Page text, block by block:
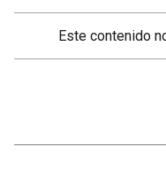
Este contenido